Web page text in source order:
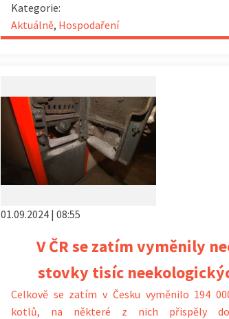
Kategorie:
Aktuálně, Hospodaření
01.09.2024 | 08:55
V ČR se zatím vyměnily
stovky tisíc
Celkově se zatím v Česku vyměnilo 194
kotlů, na některé z nich přispěly